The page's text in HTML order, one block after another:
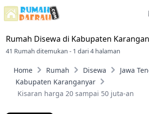
Rumah Disewa di Kabupaten
41 Rumah ditemukan - 1 dari 4 halaman
Home Rumah Disewa
Jawa
Kabupaten Karanganyar
Kisaran harga 20 sampai 50 juta-an